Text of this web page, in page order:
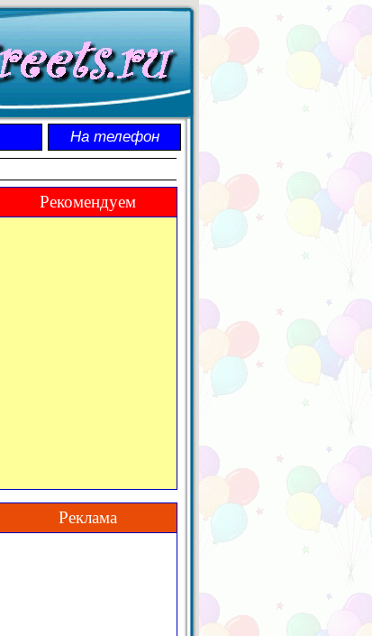
На телефон
Рекомендуем
Реклама